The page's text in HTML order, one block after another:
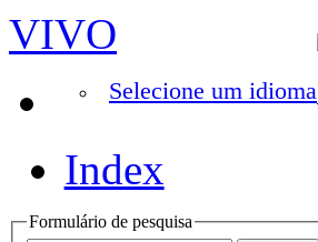
VIVO
Selecione um idioma
Index
Formulário de pesquisa